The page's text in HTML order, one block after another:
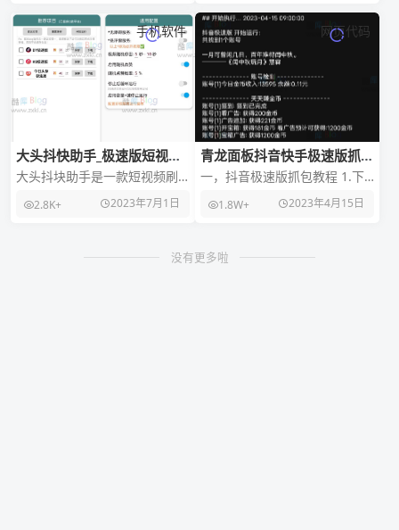
手机软件
大头抖快助手_极速版短视频
刷金币工具去广告版
大头抖块助手是一款短视频刷
版、抖音极速版和今日头条极
2.8K+ 2023年7月1日
网页代码
青龙面板抖音快手极速版抓
ck拉库脚本
一，抖音极速版抓包教程 1.下
（因为我改的so文件抓包是这
1.8W+ 2023年4月15日
没有更多啦